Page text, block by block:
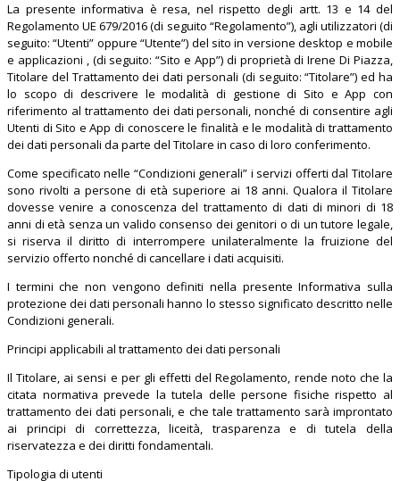
La presente informativa è resa, nel rispetto degli artt. 13 e 14 del
Regolamento UE 679/2016 (di seguito “Regolamento”), agli utilizzatori (di
seguito: “Utenti” oppure “Utente”) del sito in versione desktop e mobile
e applicazioni , (di seguito: “Sito e App”) di proprietà di Irene Di Piazza,
Titolare del Trattamento dei dati personali (di seguito: “Titolare”) ed ha
lo scopo di descrivere le modalità di gestione di Sito e App con
riferimento al trattamento dei dati personali, nonché di consentire agli
Utenti di Sito e App di conoscere le finalità e le modalità di trattamento
dei dati personali da parte del Titolare in caso di loro conferimento.
Come specificato nelle “Condizioni generali” i servizi offerti dal Titolare
sono rivolti a persone di età superiore ai 18 anni. Qualora il Titolare
dovesse venire a conoscenza del trattamento di dati di minori di 18
anni di età senza un valido consenso dei genitori o di un tutore legale,
si riserva il diritto di interrompere unilateralmente la fruizione del
servizio offerto nonché di cancellare i dati acquisiti.
I termini che non vengono definiti nella presente Informativa sulla
protezione dei dati personali hanno lo stesso significato descritto nelle
Condizioni generali.
Principi applicabili al trattamento dei dati personali
Il Titolare, ai sensi e per gli effetti del Regolamento, rende noto che la
citata normativa prevede la tutela delle persone fisiche rispetto al
trattamento dei dati personali, e che tale trattamento sarà improntato
ai principi di correttezza, liceità, trasparenza e di tutela della
riservatezza e dei diritti fondamentali.
Tipologia di utenti